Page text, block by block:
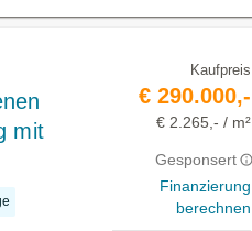
mit
Kaufpreis
€ 290.000,-
€ 2.265,- / m²
Gesponsert
Finanzierung
berechnen